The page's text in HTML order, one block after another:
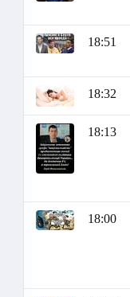
18:51
18:32
18:13
18:00